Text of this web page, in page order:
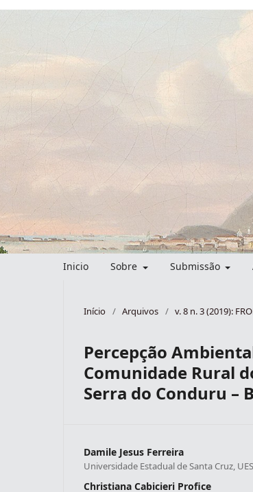
Inicio Sobre Submissão
Início / Arquivos / v. 8 n. 3 (2019):
Percepção
Comunidade Rural
Serra do Conduru –
Damile Jesus Ferreira
Universidade Estadual de Santa Cruz,
Christiana Cabicieri Profice